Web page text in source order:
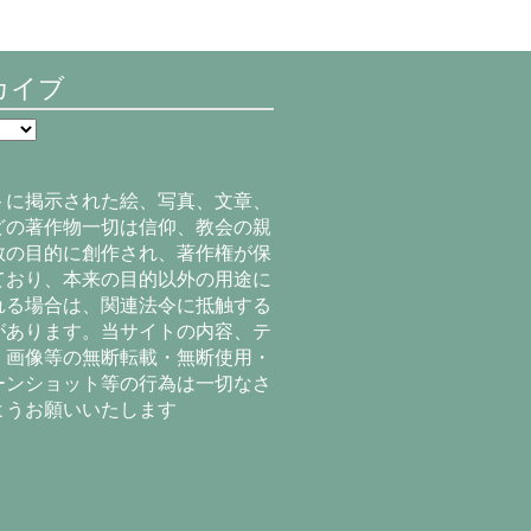
イブ
掲示された絵、写真、文章、
の著作物一切は信仰、教会の親
の目的に創作され、著作権が保
おり、本来の目的以外の用途に
る場合は、関連法令に抵触する
あります。当サイトの内容、テ
像等の無断転載・無断使用・
ショット等の行為は一切なさ
うお願いいたします